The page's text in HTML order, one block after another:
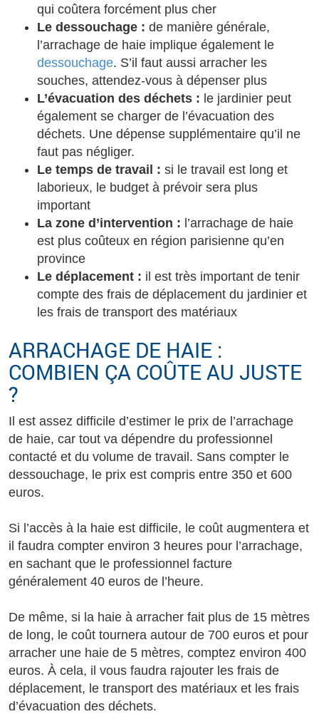
qui coûtera forcément plus cher
Le dessouchage : de manière générale,
l’arrachage de haie implique également le
dessouchage. S’il faut aussi arracher les
souches, attendez-vous à dépenser plus
L’évacuation des déchets : le jardinier peut
également se charger de l’évacuation des
déchets. Une dépense supplémentaire qu’il ne
faut pas négliger.
Le temps de travail : si le travail est long et
laborieux, le budget à prévoir sera plus
important
La zone d’intervention : l’arrachage de haie
est plus coûteux en région parisienne qu’en
province
Le déplacement : il est très important de tenir
compte des frais de déplacement du jardinier et
les frais de transport des matériaux
ARRACHAGE DE HAIE :
COMBIEN ÇA COÛTE AU JUSTE
?
Il est assez difficile d’estimer le prix de l’arrachage
de haie, car tout va dépendre du professionnel
contacté et du volume de travail. Sans compter le
dessouchage, le prix est compris entre 350 et 600
euros.
Si l’accès à la haie est difficile, le coût augmentera et
il faudra compter environ 3 heures pour l’arrachage,
en sachant que le professionnel facture
généralement 40 euros de l’heure.
De même, si la haie à arracher fait plus de 15 mètres
de long, le coût tournera autour de 700 euros et pour
arracher une haie de 5 mètres, comptez environ 400
euros. À cela, il vous faudra rajouter les frais de
déplacement, le transport des matériaux et les frais
d’évacuation des déchets.